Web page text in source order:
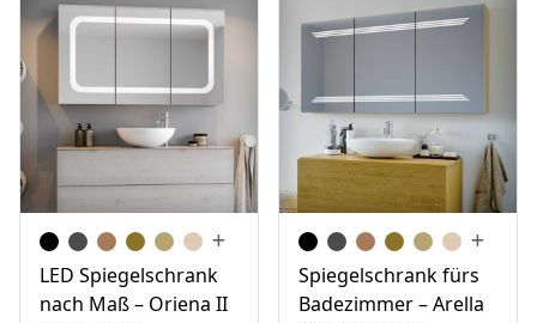
LED Spiegelschrank
nach Maß – Oriena II
Spiegelschrank fürs
Badezimmer – Arella